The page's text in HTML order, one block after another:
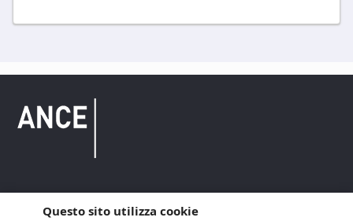
Copyright © 2021 ANCE. Tutti i diritti riservati.
Questo sito utilizza cookie